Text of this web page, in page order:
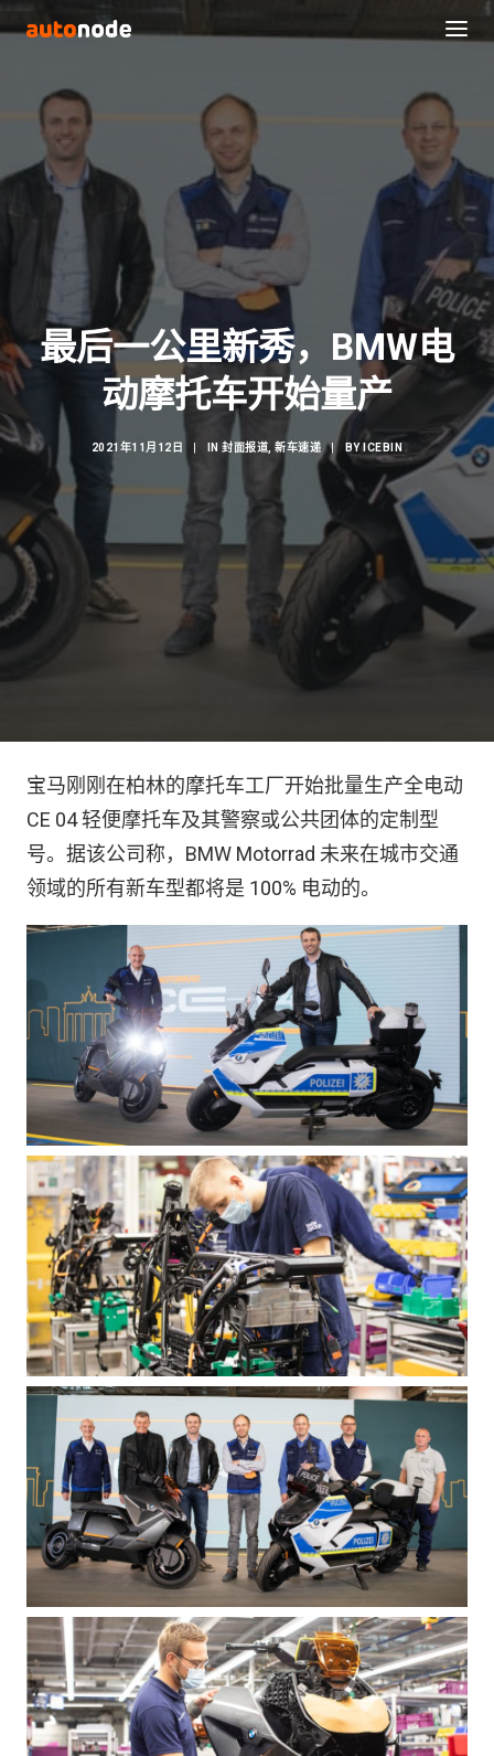
Search
最后一公里新秀，BMW电
动摩托车开始量产
2021年11月12日 IN封面报道 ,新车速递 | BY ICEBIN
宝马刚刚在柏林的摩托车工厂开始批量生产全电动
CE 04 轻便摩托车及其警察或公共团体的定制型
号。据该公司称，BMW Motorrad 未来在城市交通
领域的所有新车型都将是 100% 电动的。